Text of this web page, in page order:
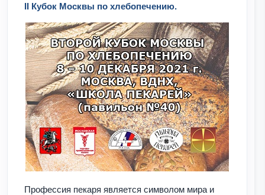
II Кубок Москвы по хлебопечению.
Профессия пекаря является символом мира и